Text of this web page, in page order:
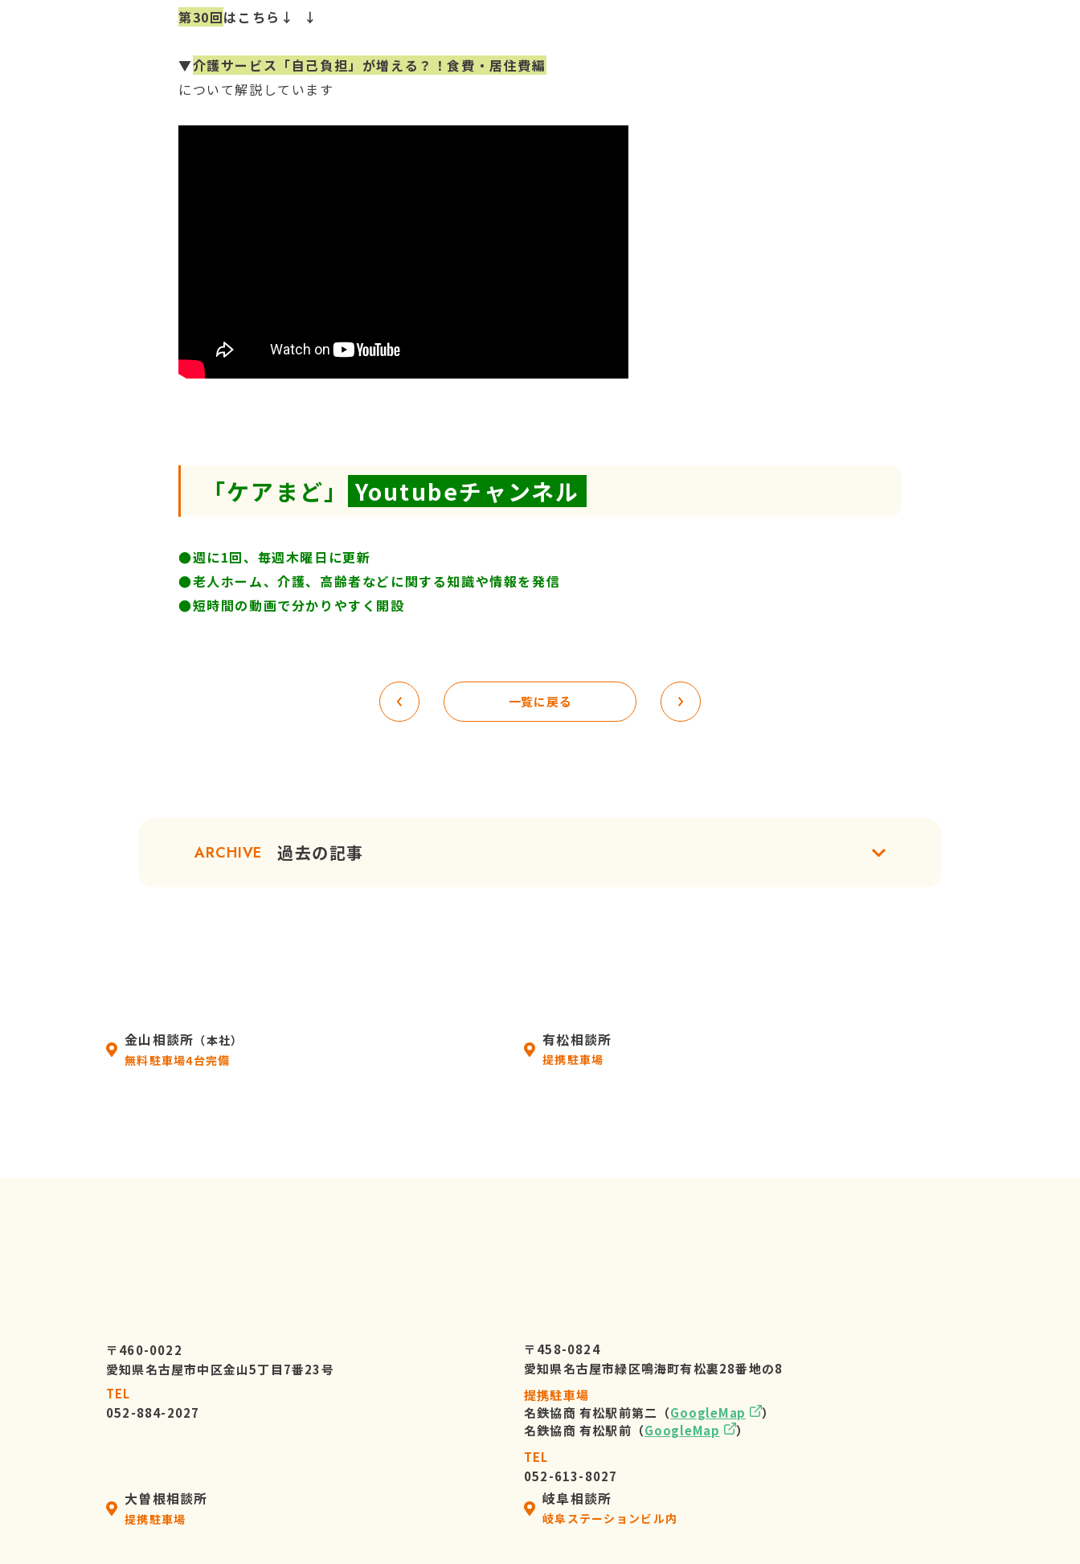
第30回はこちら↓ ↓
▼介護サービス「自己負担」が増える？！食費・居住費編
について解説しています
「ケアまど」 Youtubeチャンネル
●週に1回、毎週木曜日に更新
●老人ホーム、介護、高齢者などに関する知識や情報を発信
●短時間の動画で分かりやすく開設
一覧に戻る
ARCHIVE 過去の記事
金山相談所 （本社）
無料駐車場4台完備
〒460-0022
愛知県名古屋市中区金山5丁目7番23号
TEL
052-884-2027
有松相談所
提携駐車場
〒458-0824
愛知県名古屋市緑区鳴海町有松裏28番地の8
提携駐車場
名鉄協商 有松駅前第二（GoogleMap
）
名鉄協商 有松駅前（GoogleMap
）
TEL
052-613-8027
大曽根相談所
提携駐車場
岐阜相談所
岐阜ステーションビル内